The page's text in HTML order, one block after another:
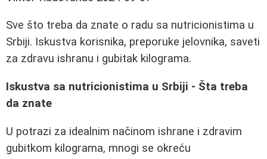
Sve što treba da znate o radu sa nutricionistima u
Srbiji. Iskustva korisnika, preporuke jelovnika, saveti
za zdravu ishranu i gubitak kilograma.
Iskustva sa nutricionistima u Srbiji - Šta treba
da znate
U potrazi za idealnim načinom ishrane i zdravim
gubitkom kilograma, mnogi se okreću